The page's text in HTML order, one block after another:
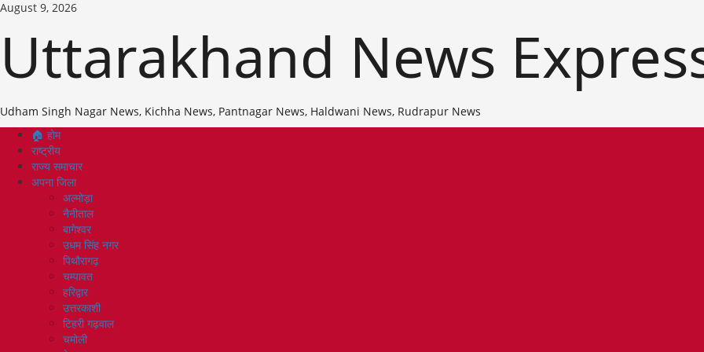
Skip
content
August 9, 2026
Uttarakhand News
Udham Singh Nagar News, Kichha News, Pantnagar News, Haldwani News, Rudrapur News
Primary
Menu
🏠 होम
राष्ट्रीय
राज्य समाचार
अपना जिला
अल्मोड़ा
नैनीताल
बागेश्वर
उधम सिंह नगर
पिथौरागढ़
चम्पावत
हरिद्वार
उत्तरकाशी
टिहरी गढ़वाल
चमोली